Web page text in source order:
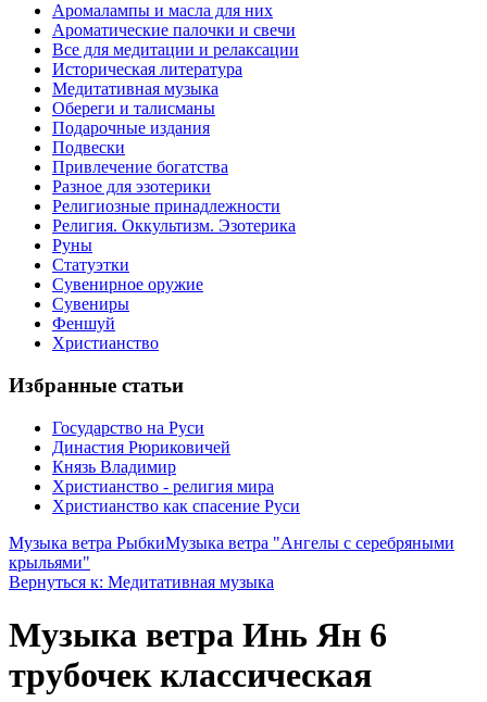
Аромалампы и масла для них
Ароматические палочки и свечи
Все для медитации и релаксации
Историческая литература
Медитативная музыка
Обереги и талисманы
Подарочные издания
Подвески
Привлечение богатства
Разное для эзотерики
Религиозные принадлежности
Религия. Оккультизм. Эзотерика
Руны
Статуэтки
Сувенирное оружие
Сувениры
Феншуй
Христианство
Избранные статьи
Государство на Руси
Династия Рюриковичей
Князь Владимир
Христианство - религия мира
Христианство как спасение Руси
Музыка ветра РыбкиМузыка ветра "Ангелы с серебряными
крыльями"
Вернуться к: Медитативная музыка
Музыка ветра Инь Ян 6
трубочек классическая